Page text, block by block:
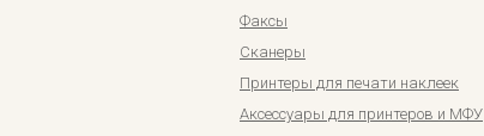
Факсы
Сканеры
Принтеры для печати наклеек
Аксессуары для принтеров и МФУ